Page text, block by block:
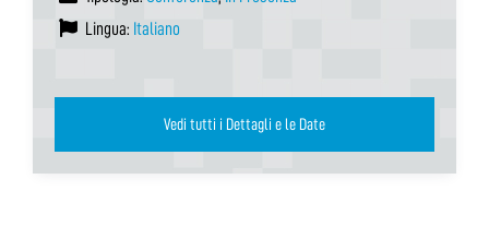
Lingua: Italiano
Vedi tutti i Dettagli e le Date